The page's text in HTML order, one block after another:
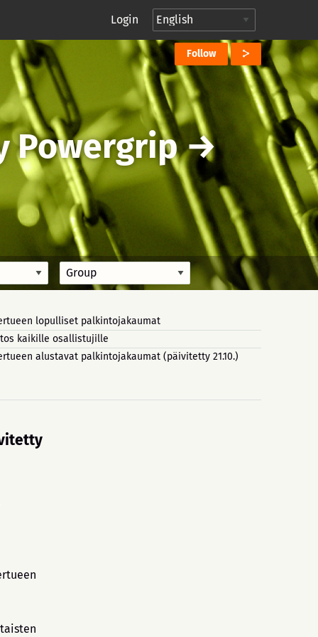
Login
Follow
Powergrip→
lopulliset palkintojakaumat
kaikille osallistujille
alustavat palkintojakaumat (päivitetty 21.10.)